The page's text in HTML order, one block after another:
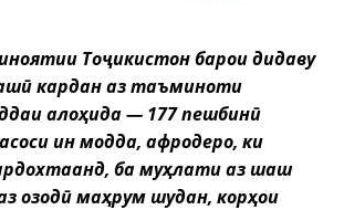
Тоҷикистон барои дидаву
кардан аз таъминоти
алоҳида — 177 пешбинӣ
ин модда, афродеро, ки
ба муҳлати аз шаш
озодӣ маҳрум шудан, корҳои